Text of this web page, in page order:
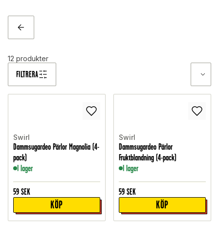
TILLBAKA
FILTRERA
12 produkter
Swirl
Dammsugardeo Pärlor Magnolia (4-
pack)
I lager
59 SEK
KÖP
Swirl
Dammsugardeo Pärlor
Fruktblandning (4-pack)
I lager
59 SEK
KÖP